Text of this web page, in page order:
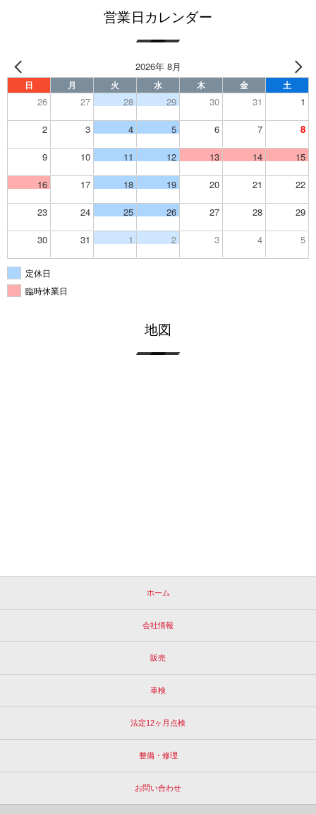
営業日カレンダー
2026年 8月
日 月 火 水 木 金 土
26 27 28 29 30 31 1
2 3 4 5 6 7 8
9 10 11 12 13 14 15
16 17 18 19 20 21 22
23 24 25 26 27 28 29
30 31 1 2 3 4 5
定休日
臨時休業日
地図
ホーム
会社情報
販売
車検
法定12ヶ月点検
整備・修理
お問い合わせ